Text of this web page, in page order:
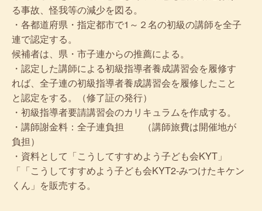
る事故、怪我等の減少を図る。
・各都道府県・指定都市で1～２名の初級の講師を全子
連で認定する。
候補者は、県・市子連からの推薦による。
・認定した講師による初級指導者養成講習会を履修す
れば、全子連の初級指導者養成講習会を履修したこと
と認定をする。（修了証の発行）
・初級指導者要請講習会のカリキュラムを作成する。
・講師謝金料：全子連負担 （講師旅費は開催地が
負担）
・資料として「こうしてすすめよう子ども会KYT」
「「こうしてすすめよう子ども会KYT2-みつけたキケン
くん」を販売する。